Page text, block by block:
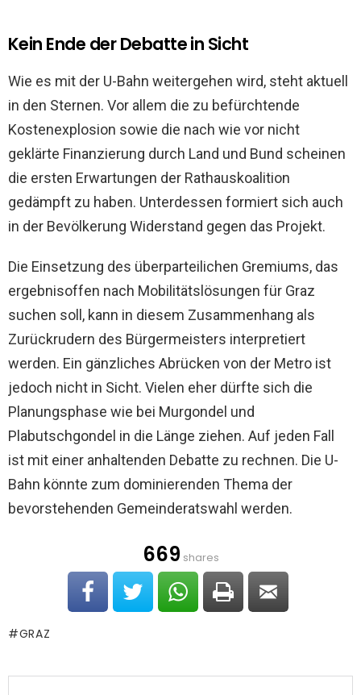
Kein Ende der Debatte in Sicht
Wie es mit der U-Bahn weitergehen wird, steht aktuell
in den Sternen. Vor allem die zu befürchtende
Kostenexplosion sowie die nach wie vor nicht
geklärte Finanzierung durch Land und Bund scheinen
die ersten Erwartungen der Rathauskoalition
gedämpft zu haben. Unterdessen formiert sich auch
in der Bevölkerung Widerstand gegen das Projekt.
Die Einsetzung des überparteilichen Gremiums, das
ergebnisoffen nach Mobilitätslösungen für Graz
suchen soll, kann in diesem Zusammenhang als
Zurückrudern des Bürgermeisters interpretiert
werden. Ein gänzliches Abrücken von der Metro ist
jedoch nicht in Sicht. Vielen eher dürfte sich die
Planungsphase wie bei Murgondel und
Plabutschgondel in die Länge ziehen. Auf jeden Fall
ist mit einer anhaltenden Debatte zu rechnen. Die U-
Bahn könnte zum dominierenden Thema der
bevorstehenden Gemeinderatswahl werden.
669 shares
GRAZ